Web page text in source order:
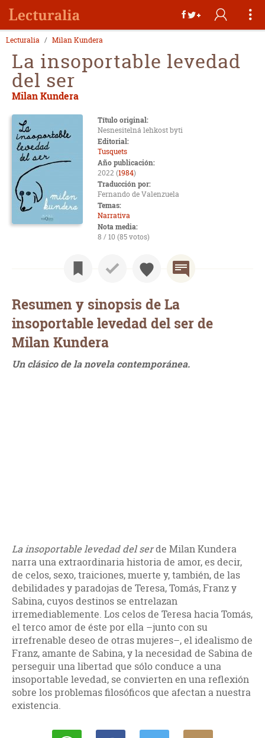
Lecturalia Milan Kundera
La insoportable levedad
del ser
Milan Kundera
Título original:
Nesnesitelná lehkost byti
Editorial:
Tusquets
Año publicación:
2022 (1984)
Traducción por:
Fernando de Valenzuela
Temas:
Narrativa
Nota media:
8 / 10 (85 votos)
Resumen y sinopsis de La
insoportable levedad del ser de
Milan Kundera
Un clásico de la novela contemporánea.
La insoportable levedad del serde Milan Kundera
narra una extraordinaria historia de amor, es decir,
de celos, sexo, traiciones, muerte y, también, de las
debilidades y paradojas de Teresa, Tomás, Franz y
Sabina, cuyos destinos se entrelazan
irremediablemente. Los celos de Teresa hacia Tomás,
el terco amor de éste por ella –junto con su
irrefrenable deseo de otras mujeres–, el idealismo de
Franz, amante de Sabina, y la necesidad de Sabina de
perseguir una libertad que sólo conduce a una
insoportable levedad, se convierten en una reflexión
sobre los problemas filosóficos que afectan a nuestra
existencia.